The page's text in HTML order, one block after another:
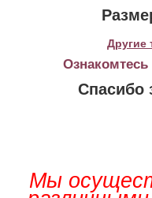
Другие
Спасибо
Мы